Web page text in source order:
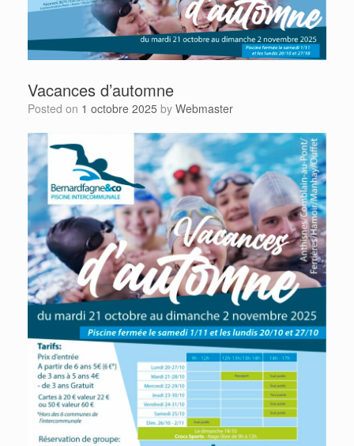
Vacances d’automne
Posted on 1 octobre 2025 by Webmaster